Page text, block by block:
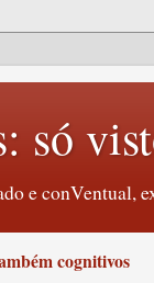
só
e conVentual,
cognitivos